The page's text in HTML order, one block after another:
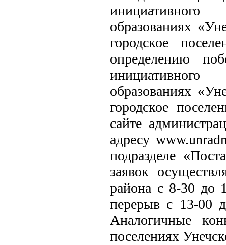
образованиях
городское
определению
образованиях
городское
сайте
адресу
подразделе
заявок
района с 8-30 до
перерыв с 13-00
Аналогичные
поселениях